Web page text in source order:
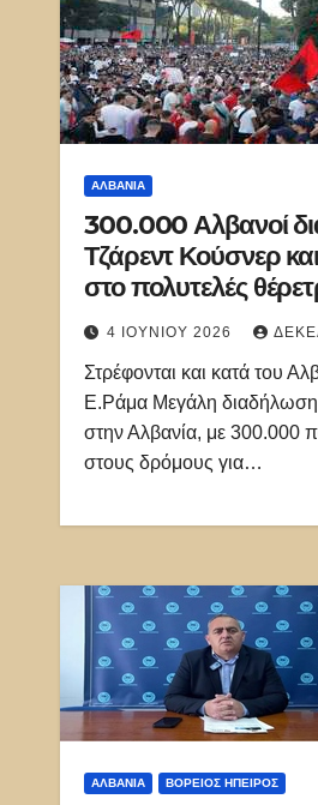
ΑΛΒΑΝΊΑ
300.000 Αλβανοί
Τζάρεντ Κούσνερ
στο πολυτελές
περιουσίες
4 ΙΟΥΝΊΟΥ 2026
Στρέφονται και κατά του
Ε.Ράμα Μεγάλη
στην Αλβανία, με 300.000
στους δρόμους για…
ΑΛΒΑΝΊΑ ΒΌΡΕΙΟΣ ΉΠΕΙΡΟΣ